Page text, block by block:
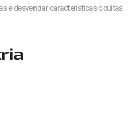
e desvendar características ocultas